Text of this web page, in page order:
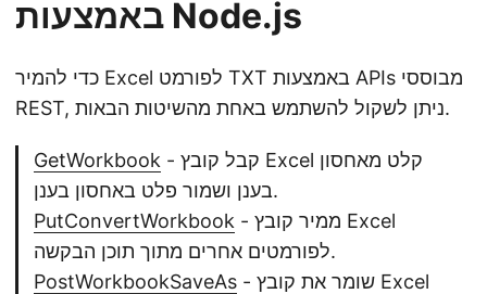
באמצעות Node.js
כדי להמיר Excel לפורמט TXT באמצעות APIs מבוססי
REST, ניתן לשקול להשתמש באחת מהשיטות הבאות.
GetWorkbook - קבל קובץ Excel קלט מאחסון
בענן ושמור פלט באחסון בענן.
PutConvertWorkbook - ממיר קובץ Excel
לפורמטים אחרים מתוך תוכן הבקשה.
PostWorkbookSaveAs - שומר את קובץ Excel